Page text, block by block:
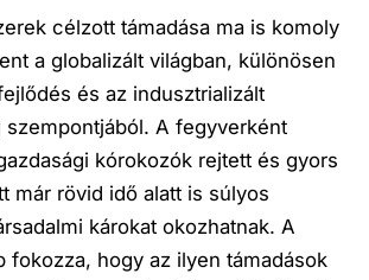
célzott támadása ma is komoly
a globalizált világban, különösen
és az indusztrializált
szempontjából. A fegyverként
kórokozók rejtett és gyors
már rövid idő alatt is súlyos
károkat okozhatnak. A
fokozza, hogy az ilyen támadások